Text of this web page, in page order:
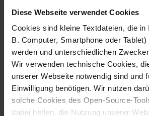
Diese Webseite verwendet Cookies
Cookies sind kleine Textdateien, die in
B. Computer, Smartphone oder
werden und unterschiedlichen
Wir verwenden technische Cookies,
unserer Webseite notwendig sind und
Einwilligung benötigen. Wir nutzen
solche Cookies des Open-Source-
dabei helfen, die Nutzung unserer
Fotografo: Lorenz
Sternbach
Download